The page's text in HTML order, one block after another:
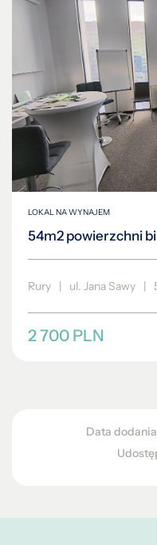
LOKAL NA WYNAJEM
54m2 powierzchni
Rury | ul. Jana Sawy |
2 700 PLN
Data